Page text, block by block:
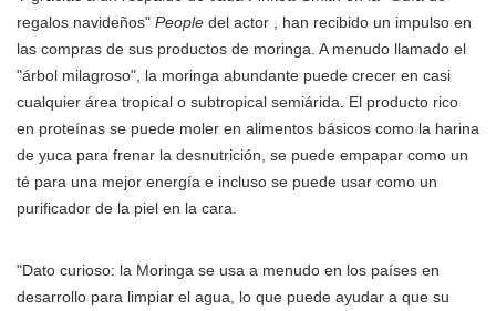
regalos navideños" People del actor , han recibido un impulso en
las compras de sus productos de moringa. A menudo llamado el
"árbol milagroso", la moringa abundante puede crecer en casi
cualquier área tropical o subtropical semiárida. El producto rico
en proteínas se puede moler en alimentos básicos como la harina
de yuca para frenar la desnutrición, se puede empapar como un
té para una mejor energía e incluso se puede usar como un
purificador de la piel en la cara.
"Dato curioso: la Moringa se usa a menudo en los países en
desarrollo para limpiar el agua, lo que puede ayudar a que su